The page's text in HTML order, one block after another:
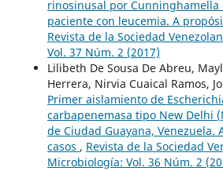
rinosinusal por
paciente con leucemia. A
Revista de la Sociedad
Vol. 37 Núm. 2 (2017)
Lilibeth De Sousa De Abreu,
Herrera, Nirvia Cuaical Ramos,
Primer aislamiento de
carbapenemasa tipo New Delhi
de Ciudad Guayana, Venezuela.
casos , Revista de la Sociedad
Microbiología: Vol. 36 Núm. 2